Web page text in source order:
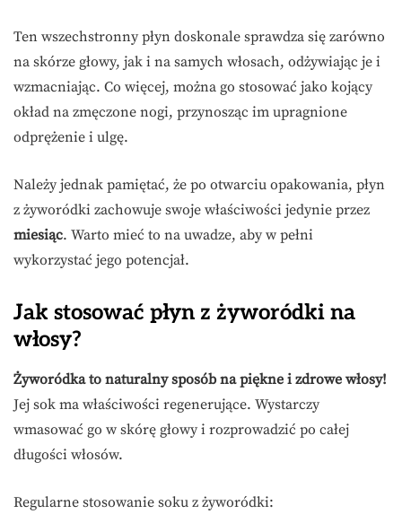
Ten wszechstronny płyn doskonale sprawdza się zarówno
na skórze głowy, jak i na samych włosach, odżywiając je i
wzmacniając. Co więcej, można go stosować jako kojący
okład na zmęczone nogi, przynosząc im upragnione
odprężenie i ulgę.
Należy jednak pamiętać, że po otwarciu opakowania, płyn
z żyworódki zachowuje swoje właściwości jedynie przez
miesiąc. Warto mieć to na uwadze, aby w pełni
wykorzystać jego potencjał.
Jak stosować płyn z żyworódki na
włosy?
Żyworódka to naturalny sposób na piękne i zdrowe włosy!
Jej sok ma właściwości regenerujące. Wystarczy
wmasować go w skórę głowy i rozprowadzić po całej
długości włosów.
Regularne stosowanie soku z żyworódki: